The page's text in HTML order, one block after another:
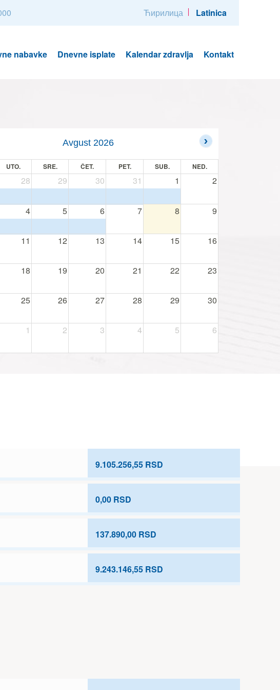
Ћирилица Latinica
nabavke Dnevne isplate Kalendar zdravlja Kontakt
Avgust 2026
UTO. SRE. ČET. PET. SUB. NED.
28 29 30 31 1 2
4 5 6 7 8 9
11 12 13 14 15 16
18 19 20 21 22 23
25 26 27 28 29 30
1 2 3 4 5 6
9.105.256,55 RSD
0,00 RSD
137.890,00 RSD
9.243.146,55 RSD